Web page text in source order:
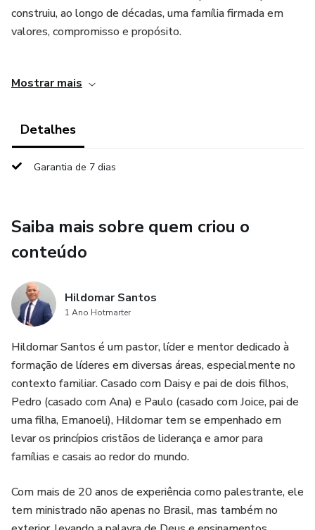
construiu, ao longo de décadas, uma família firmada em
valores, compromisso e propósito.
profunda, o autor conduz o leitor a compreender que o
conjunta. Quando um casal caminha na mesma direção,
incerto e passa a ser uma construção inevitável.
Daisy Santos, vive há mais de três décadas uma aliança
sólida. Juntos, construíram uma família, criaram filhos que
serem avós — um testemunho vivo de que os princípios
ensinados no livro são possíveis, aplicáveis e
transformadores.
“Declare” é mais do que um livro sobre relacionamentos —
é um chamado à decisão, à unidade e à construção
intencional de uma família que resiste ao tempo e deixa
um legado.
Mostrar mais
Detalhes
Garantia de 7 dias
Saiba mais sobre quem criou o
conteúdo
Hildomar Santos
1 Ano Hotmarter
Hildomar Santos é um pastor, líder e mentor dedicado à
formação de líderes em diversas áreas, especialmente no
contexto familiar. Casado com Daisy e pai de dois filhos,
Pedro (casado com Ana) e Paulo (casado com Joice, pai de
uma filha, Emanoeli), Hildomar tem se empenhado em
levar os princípios cristãos de liderança e amor para
famílias e casais ao redor do mundo.
Com mais de 20 anos de experiência como palestrante, ele
tem ministrado não apenas no Brasil, mas também no